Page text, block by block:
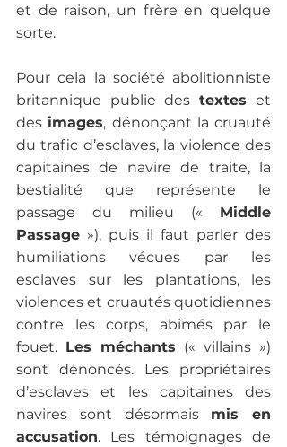
et de raison, un frère en quelque
sorte.
Pour cela la société abolitionniste
britannique publie des textes et
des images, dénonçant la cruauté
du trafic d’esclaves, la violence des
capitaines de navire de traite, la
bestialité que représente le
passage du milieu (« Middle
Passage »), puis il faut parler des
humiliations vécues par les
esclaves sur les plantations, les
violences et cruautés quotidiennes
contre les corps, abîmés par le
fouet. Les méchants (« villains »)
sont dénoncés. Les propriétaires
d’esclaves et les capitaines des
navires sont désormais mis en
accusation. Les témoignages de